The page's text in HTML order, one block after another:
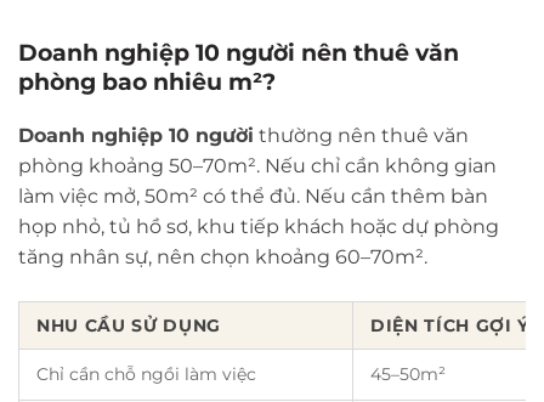
Doanh nghiệp 10 người nên thuê văn
phòng bao nhiêu m²?
Doanh nghiệp 10 người thường nên thuê văn
phòng khoảng 50–70m². Nếu chỉ cần không gian
làm việc mở, 50m² có thể đủ. Nếu cần thêm bàn
họp nhỏ, tủ hồ sơ, khu tiếp khách hoặc dự phòng
tăng nhân sự, nên chọn khoảng 60–70m².
NHU CẦU SỬ DỤNG DIỆN TÍCH GỢI Ý
Chỉ cần chỗ ngồi làm việc 45–50m²